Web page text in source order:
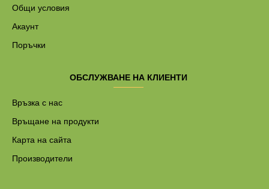
Общи условия
Акаунт
Поръчки
ОБСЛУЖВАНЕ НА КЛИЕНТИ
Връзка с нас
Връщане на продукти
Карта на сайта
Производители